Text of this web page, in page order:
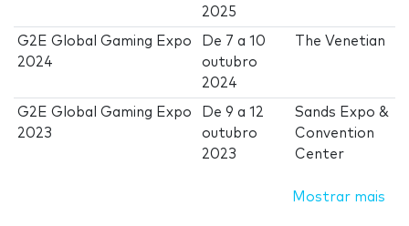
2025
G2E Global Gaming Expo
2024
De 7 a10
outubro
2024
The Venetian
G2E Global Gaming Expo
2023
De9 a12
outubro
2023
Sands Expo &
Convention
Center
Mostrar mais